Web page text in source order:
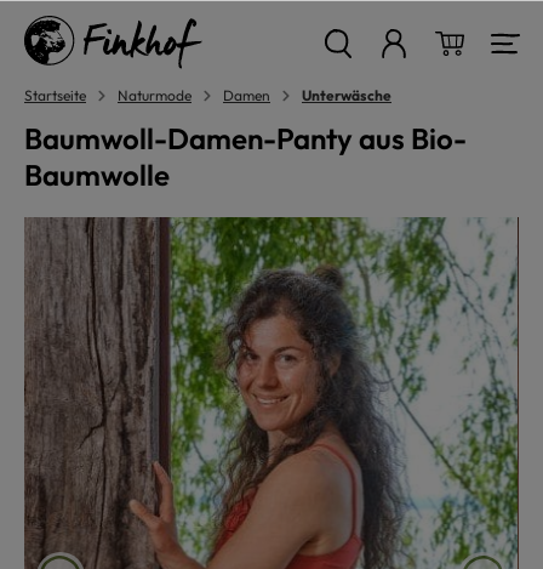
springen
Startseite Naturmode Damen Unterwäsche
Baumwoll-Damen-Panty aus Bio-
Baumwolle
Bildergalerie überspringen